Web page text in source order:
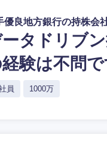
優良地方銀行の持株会
タドリブ
験は不問
員 1000万
ご希望の職種を
経営企画・事業企画
ご希望の職種を
経営企画・事業企画
ご希望の業界を
商社・卸
ご希望の勤務地
北海道・東北
ご希望条件
希望年収